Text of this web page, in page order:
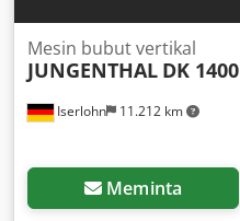
Iserlohn 11.212 km
Mesin bubut vertikal
JUNGENTHAL DK 1400
Meminta